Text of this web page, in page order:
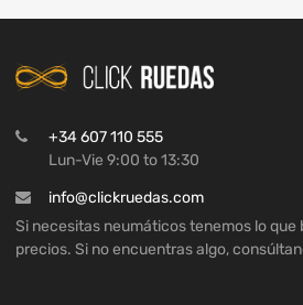
+34 607 110 555
Lun-Vie 9:00 to 13:30
info@clickruedas.com
Si necesitas neumáticos tenemos lo que
precios. Si no encuentras algo,